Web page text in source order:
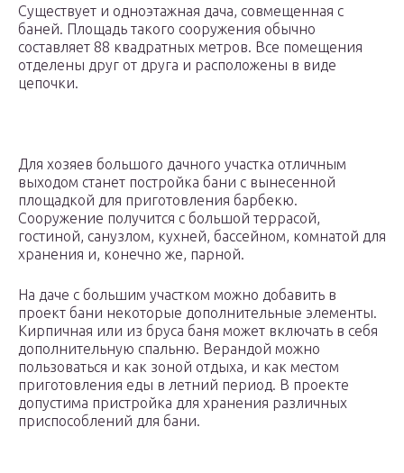
Существует и одноэтажная дача, совмещенная с
баней. Площадь такого сооружения обычно
составляет 88 квадратных метров. Все помещения
отделены друг от друга и расположены в виде
цепочки.
Для хозяев большого дачного участка отличным
выходом станет постройка бани с вынесенной
площадкой для приготовления барбекю.
Сооружение получится с большой террасой,
гостиной, санузлом, кухней, бассейном, комнатой для
хранения и, конечно же, парной.
На даче с большим участком можно добавить в
проект бани некоторые дополнительные элементы.
Кирпичная или из бруса баня может включать в себя
дополнительную спальню. Верандой можно
пользоваться и как зоной отдыха, и как местом
приготовления еды в летний период. В проекте
допустима пристройка для хранения различных
приспособлений для бани.